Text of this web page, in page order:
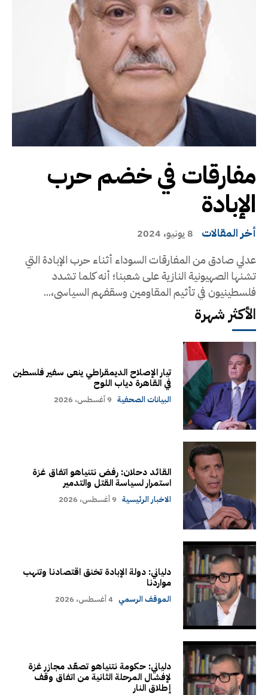
مفارقات في خضم حرب
الإبادة
أخر المقالات 8 يونيو، 2024
عدلي صادق من المفارقات السوداء أثناء حرب الإبادة التي
تشنها الصهيونية النازية على شعبنا؛ أنه كلما تشدد
فلسطينيون في تأثيم المقاومين وسقفهم السياسي،...
الأكثر شهرة
تيار الإصلاح الديمقراطي ينعى سفير فلسطين
في القاهرة دياب اللوح
البيانات الصحفية 9 أغسطس، 2026
القائد دحلان: رفض نتنياهو اتفاق غزة
استمرار لسياسة القتل والتدمير
الاخبار الرئيسية 9 أغسطس، 2026
دلياني: دولة الإبادة تخنق اقتصادنا وتنهب
مواردنا
الموقف الرسمي 4 أغسطس، 2026
دلياني: حكومة نتنياهو تصعّد مجازر غزة
لإفشال المرحلة الثانية من اتفاق وقف
إطلاق النار